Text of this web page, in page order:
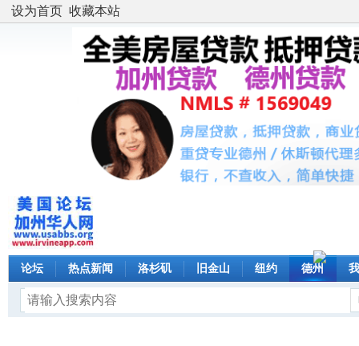
设为首页 收藏本站
论坛 热点新闻 洛杉矶 旧金山 纽约 德州